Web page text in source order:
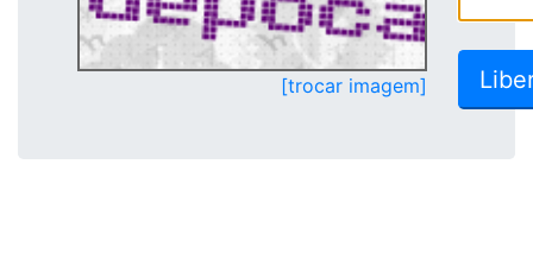
[trocar imagem]